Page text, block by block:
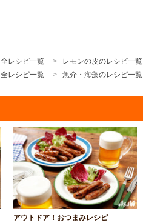
全レシピ一覧
レモンの皮のレシピ一覧
全レシピ一覧 魚介・海藻のレシピ一覧
アウトドア！おつまみレシピ